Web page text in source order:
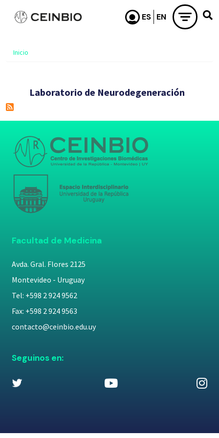
Pasar al contenido principal
Inicio
Laboratorio de Neurodegeneración
Facultad de Medicina
Avda. Gral. Flores 2125
Montevideo - Uruguay
Tel: +598 2 924 9562
Fax: +598 2 924 9563
contacto@ceinbio.edu.uy
Seguinos en: